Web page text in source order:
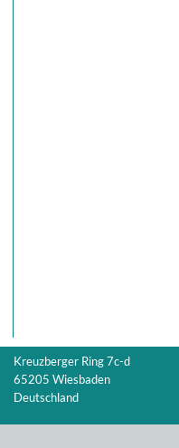
Kreuzberger Ring 7c-d
65205 Wiesbaden
Deutschland